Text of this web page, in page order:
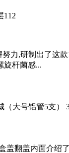
112
力,研制出了这
旋杆菌感...
大号铝管5支
翻盖内面介绍